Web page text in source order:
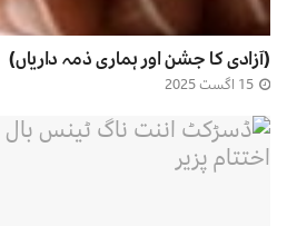
(آزادی کا جشن اور ہماری ذمہ داریاں)